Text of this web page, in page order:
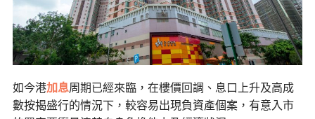
如今港加息周期已經來臨，在樓價回調、息口上升及高成
數按揭盛行的情況下，較容易出現負資產個案，有意入市